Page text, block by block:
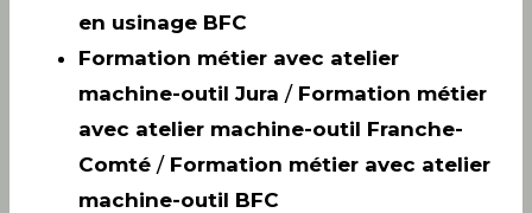
en usinage BFC
Formation métier avec atelier
machine-outil Jura / Formation métier
avec atelier machine-outil Franche-
Comté / Formation métier avec atelier
machine-outil BFC